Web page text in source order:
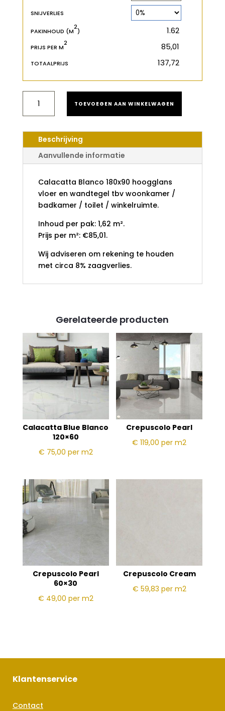
SNIJVERLIES
PAKINHOUD (M
2
)
PRIJS PER M
2
TOTAALPRIJS
BLANCO
AANTAL
TOEVOEGEN AAN WINKELWAGEN
Beschrijving
Aanvullende informatie
Calacatta Blanco 180x90 hoogglans
vloer en wandtegel tbv woonkamer /
badkamer / toilet / winkelruimte.
Inhoud per pak: 1,62 m².
Prijs per m²: €85,01.
Wij adviseren om rekening te houden
met circa 8% zaagverlies.
Gerelateerde producten
Calacatta Blue Blanco
120×60
€ 75,00 per m2
Crepuscolo Pearl
€ 119,00per m2
Crepuscolo Pearl
60×30
€ 49,00 per m2
Crepuscolo Cream
€ 59,83 per m2
Klantenservice
Contact